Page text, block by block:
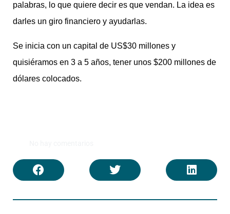
palabras, lo que quiere decir es que vendan. La idea es
darles un giro financiero y ayudarlas.
Se inicia con un capital de US$30 millones y
quisiéramos en 3 a 5 años, tener unos $200 millones de
dólares colocados.